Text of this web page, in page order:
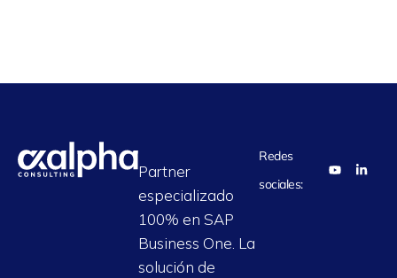
Partner
especializado
100% en SAP
Business One. La
solución de
Redes
sociales: